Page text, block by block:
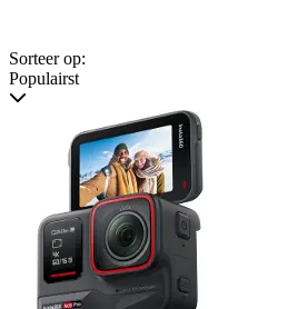
Sorteer op:
Populairst